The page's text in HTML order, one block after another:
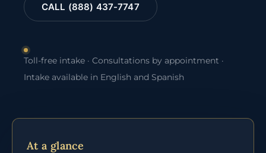
CALL (888) 437-7747
Toll-free intake · Consultations by appointment ·
Intake available in English and Spanish
At a glance